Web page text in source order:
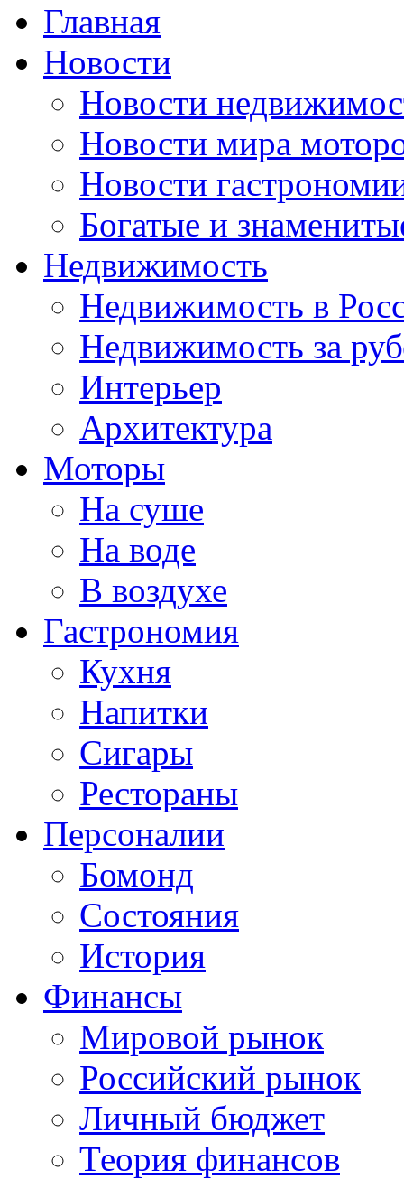
Главная
Новости
Новости
Новости мира
Новости
Богатые и
Недвижимость
Недвижимость в
Недвижимость за
Интерьер
Архитектура
Моторы
На суше
На воде
В воздухе
Гастрономия
Кухня
Напитки
Сигары
Рестораны
Персоналии
Бомонд
Состояния
История
Финансы
Мировой рынок
Российский рынок
Личный бюджет
Теория финансов